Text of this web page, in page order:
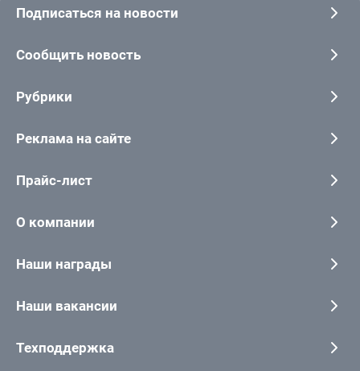
Подписаться на новости
Сообщить новость
Рубрики
Реклама на сайте
Прайс-лист
О компании
Наши награды
Наши вакансии
Техподдержка